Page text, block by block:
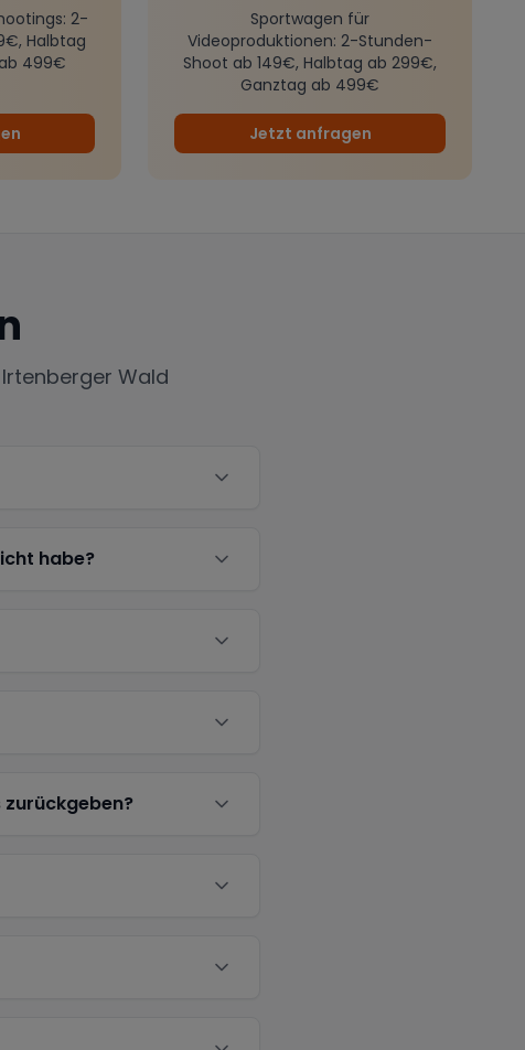
: 2-
Halbtag
499€
Sportwagen für
Videoproduktionen: 2-Stunden-
Shoot ab 149€, Halbtag ab 299€,
Ganztag ab 499€
Jetzt anfragen
Wald
habe?